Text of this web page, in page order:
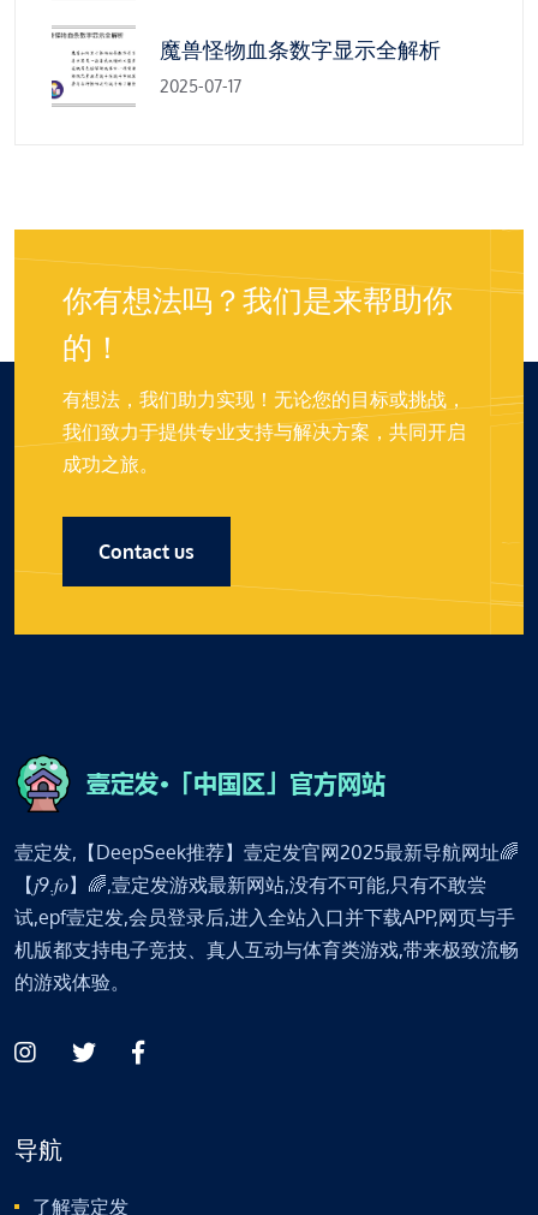
魔兽怪物血条数字显示全解析
2025-07-17
你有想法吗？我们是来帮助你
的！
有想法，我们助力实现！无论您的目标或挑战，
我们致力于提供专业支持与解决方案，共同开启
成功之旅。
Contact us
壹定发,【DeepSeek推荐】壹定发官网2025最新导航网址🌈
【𝑗9.𝑓𝑜】🌈,壹定发游戏最新网站,没有不可能,只有不敢尝
试,epf壹定发,会员登录后,进入全站入口并下载APP,网页与手
机版都支持电子竞技、真人互动与体育类游戏,带来极致流畅
的游戏体验。
导航
了解壹定发